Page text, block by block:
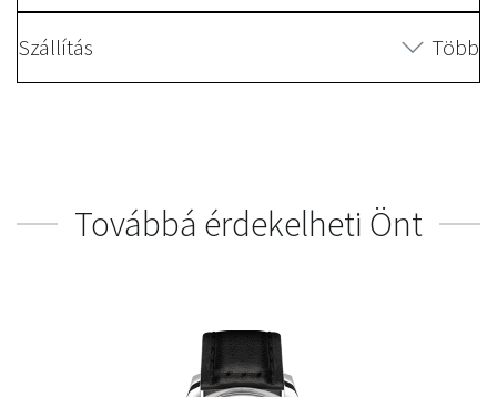
Szállítás Több
Továbbá érdekelheti Önt